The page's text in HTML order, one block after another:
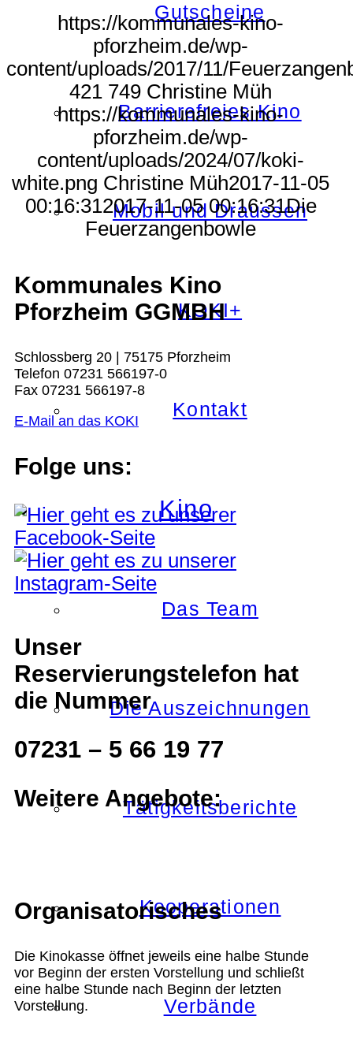
Gutscheine
Barrierefreies Kino
Mobil und Draussen
KOKI+
Kontakt
Kino
Das Team
Die Auszeichnungen
Tätigkeitsberichte
Kooperationen
Verbände
https://kommunales-kino-
pforzheim.de/wp-
content/uploads/2017/11/
421 749 Christine Müh
https://kommunales-kino-
pforzheim.de/wp-
content/uploads/2024/07/koki-
white.png Christine Müh2017-11-05
00:16:312017-11-05 00:16:31Die
Feuerzangenbowle
Kommunales Kino
Pforzheim GGMBH
Schlossberg 20 | 75175 Pforzheim
Telefon 07231 566197-0
Fax 07231 566197-8
E-Mail an das KOKI
Folge uns:
Unser
Reservierungstelefon hat
die Nummer
07231 – 5 66 19 77
Weitere Angebote:
Organisatorisches
Die Kinokasse öffnet jeweils eine halbe Stunde
vor Beginn der ersten Vorstellung und schließt
eine halbe Stunde nach Beginn der letzten
Vorstellung.